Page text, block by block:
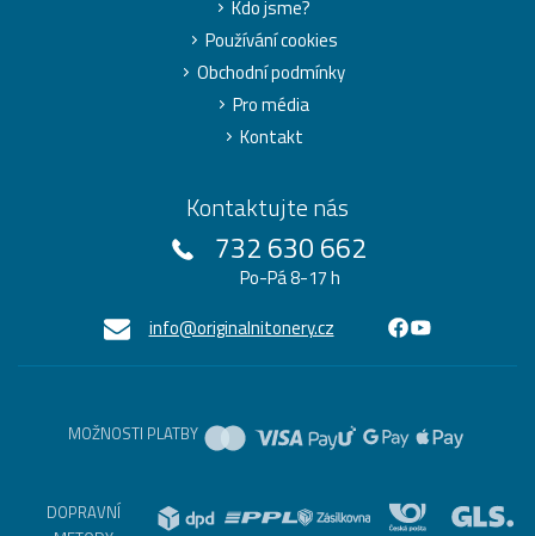
Kdo jsme?
Používání cookies
Obchodní podmínky
Pro média
Kontakt
Kontaktujte nás
732 630 662
Po-Pá 8-17 h
info@originalnitonery.cz
MOŽNOSTI PLATBY
DOPRAVNÍ